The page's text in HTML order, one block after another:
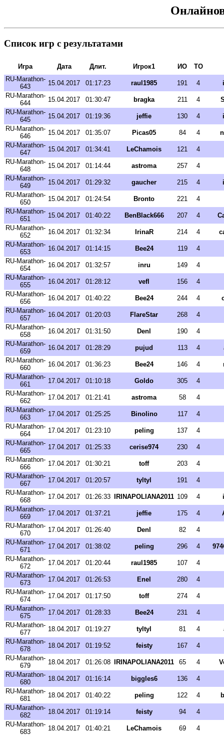
Список игр с результатами
Игра Дата Длит. Игрок1 ИО
ТО
RU-Marathon-
643
15.04.2017 01:17:23 raul1985 191 4
RU-Marathon-
644
15.04.2017 01:30:47 bragka 211 4
RU-Marathon-
645
15.04.2017 01:19:36 jeffie 130 4
RU-Marathon-
646
15.04.2017 01:35:07 Picas05 84 4
RU-Marathon-
647
15.04.2017 01:34:41 LeChamois 121
4
RU-Marathon-
648
15.04.2017 01:14:44 astroma 257
4
RU-Marathon-
649
15.04.2017 01:29:32 gaucher 215 4
RU-Marathon-
650
15.04.2017 01:24:54 Bronto 221
4
RU-Marathon-
651
15.04.2017 01:40:22 BenBlack666 207 4
RU-Marathon-
652
16.04.2017 01:32:34 IrinaR 214 4
RU-Marathon-
653
16.04.2017 01:14:15 Bee24 119
4
RU-Marathon-
654
16.04.2017 01:32:57 inru 149 4
RU-Marathon-
655
16.04.2017 01:28:12 vefl 156
4
RU-Marathon-
656
16.04.2017 01:40:22 Bee24 244 4
RU-Marathon-
657
16.04.2017 01:20:03 FlareStar 268
4
RU-Marathon-
658
16.04.2017 01:31:50 Denl 190
4
RU-Marathon-
659
16.04.2017 01:28:29 pujud 113 4
RU-Marathon-
660
16.04.2017 01:36:23 Bee24 146 4
RU-Marathon-
661
17.04.2017 01:10:18 Goldo 305
4
RU-Marathon-
662
17.04.2017 01:21:41 astroma 58
4
RU-Marathon-
663
17.04.2017 01:25:25 Binolino 117
4
RU-Marathon-
664
17.04.2017 01:23:10 peling 137
4
RU-Marathon-
665
17.04.2017 01:25:33 cerise974 230
4
RU-Marathon-
666
17.04.2017 01:30:21 toff 203
4
RU-Marathon-
667
17.04.2017 01:20:57 tyltyl 191
4
RU-Marathon-
668
17.04.2017 01:26:33 IRINAPOLIANA2011 109 4
RU-Marathon-
669
17.04.2017 01:37:21 jeffie 175 4
RU-Marathon-
670
17.04.2017 01:26:40 Denl 82
4
RU-Marathon-
671
17.04.2017 01:38:02 peling 296 4
RU-Marathon-
672
17.04.2017 01:20:44 raul1985 107
4
RU-Marathon-
673
17.04.2017 01:26:53 Enel 280
4
RU-Marathon-
674
17.04.2017 01:17:50 toff 274
4
RU-Marathon-
675
17.04.2017 01:28:33 Bee24 231
4
RU-Marathon-
677
18.04.2017 01:19:27 tyltyl 81 4
RU-Marathon-
678
18.04.2017 01:19:52 feisty 167
4
RU-Marathon-
679
18.04.2017 01:26:08 IRINAPOLIANA2011 65 4
RU-Marathon-
680
18.04.2017 01:16:14 biggles6 136
4
RU-Marathon-
681
18.04.2017 01:40:22 peling 122 4
RU-Marathon-
682
18.04.2017 01:19:14 feisty 94
4
RU-Marathon-
683
18.04.2017 01:40:21 LeChamois 69
4